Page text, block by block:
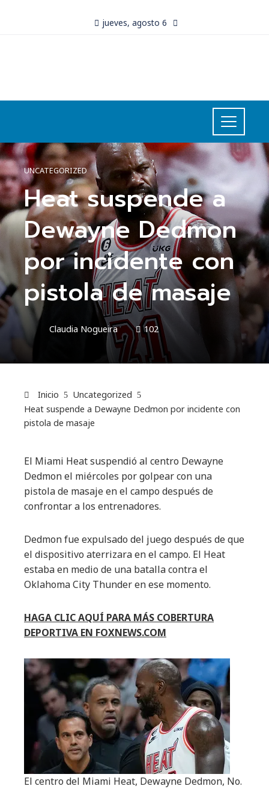
jueves, agosto 6
UNCATEGORIZED
Heat suspende a
Dewayne Dedmon
por incidente con
pistola de masaje
Claudia Nogueira 102
Inicio
Uncategorized
Heat suspende a Dewayne Dedmon por incidente con
pistola de masaje
El Miami Heat suspendió al centro Dewayne
Dedmon el miércoles por golpear con una
pistola de masaje en el campo después de
confrontar a los entrenadores.
Dedmon fue expulsado del juego después de que
el dispositivo aterrizara en el campo. El Heat
estaba en medio de una batalla contra el
Oklahoma City Thunder en ese momento.
HAGA CLIC AQUÍ PARA MÁS COBERTURA
DEPORTIVA EN FOXNEWS.COM
El centro del Miami Heat, Dewayne Dedmon, No.